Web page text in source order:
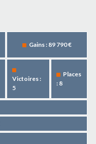
Gains : 89 790 €
Victoires :
5
Places
: 8